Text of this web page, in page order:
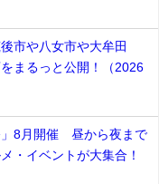
市や八女市や大牟田
まるっと公開！（2026
」8月開催 昼から夜まで
・イベントが大集合！